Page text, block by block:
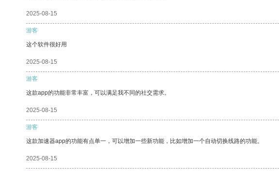
2025-08-15
游客
这个软件很好用
2025-08-15
游客
这款app的功能非常丰富，可以满足我不同的社交需求。
2025-08-15
游客
这款加速器app的功能有点单一，可以增加一些新功能，比如增加一个自动切换线路的功能。
2025-08-15